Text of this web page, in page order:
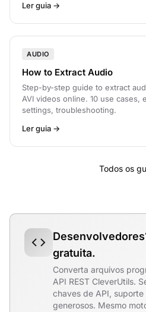
Ler guia →
AUDIO
How to Extract Audio
Step-by-step guide to extract
AVI videos online. 10 use cases,
settings, troubleshooting.
Ler guia →
Todos os
gratuita.
Converta arquivos
API REST CleverUtils.
chaves de API, suporte
generosos. Mesmo